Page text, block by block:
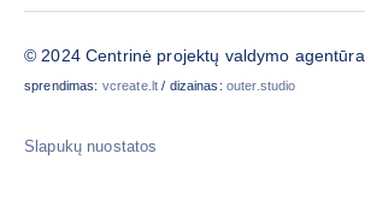
© 2024 Centrinė projektų valdymo agentūra
sprendimas: vcreate.lt / dizainas: outer.studio
Slapukų nuostatos